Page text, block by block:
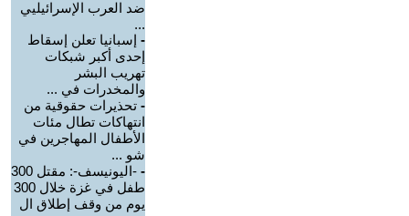
ضد العرب الإسرائيليي
...
- إسبانيا تعلن إسقاط
إحدى أكبر شبكات
تهريب البشر
والمخدرات في ...
- تحذيرات حقوقية من
انتهاكات تطال مئات
الأطفال المهاجرين في
شو ...
-
-اليونيسف-: مقتل 300
طفل في غزة خلال 300
يوم من وقف إطلاق ال